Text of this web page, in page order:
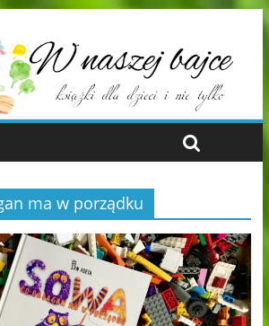
ma w porządku